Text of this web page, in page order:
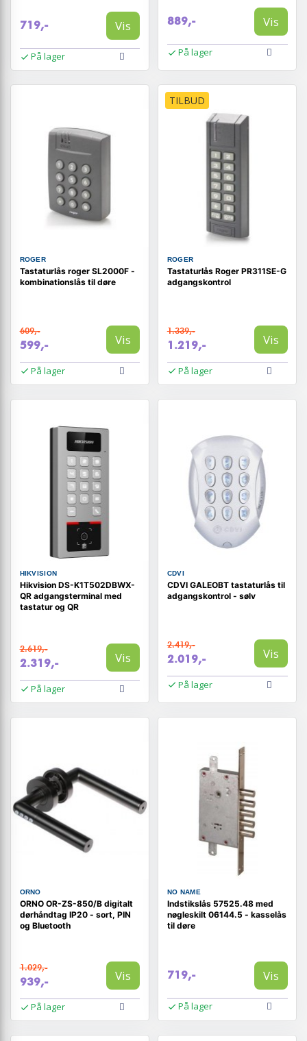
719,- Vis
På lager
889,- Vis
På lager
ROGER
Tastaturlås roger SL2000F -
kombinationslås til døre
609,-
599,- Vis
På lager
TILBUD
ROGER
Tastaturlås Roger PR311SE-G
adgangskontrol
1.339,-
1.219,- Vis
På lager
HIKVISION
Hikvision DS-K1T502DBWX-
QR adgangsterminal med
tastatur og QR
2.619,-
2.319,- Vis
På lager
CDVI
CDVI GALEOBT tastaturlås til
adgangskontrol - sølv
2.419,-
2.019,- Vis
På lager
ORNO
ORNO OR-ZS-850/B digitalt
dørhåndtag IP20 - sort, PIN
og Bluetooth
1.029,-
939,- Vis
På lager
NO NAME
Indstikslås 57525.48 med
nøgleskilt 06144.5 - kasselås
til døre
719,- Vis
På lager